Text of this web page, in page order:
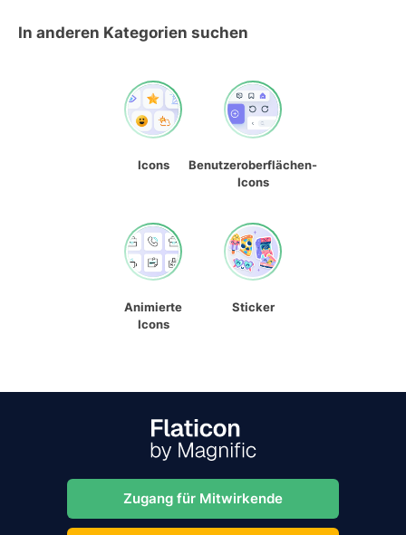
In anderen Kategorien suchen
Icons
Benutzeroberflächen-
Icons
Animierte
Icons
Sticker
Zugang für Mitwirkende